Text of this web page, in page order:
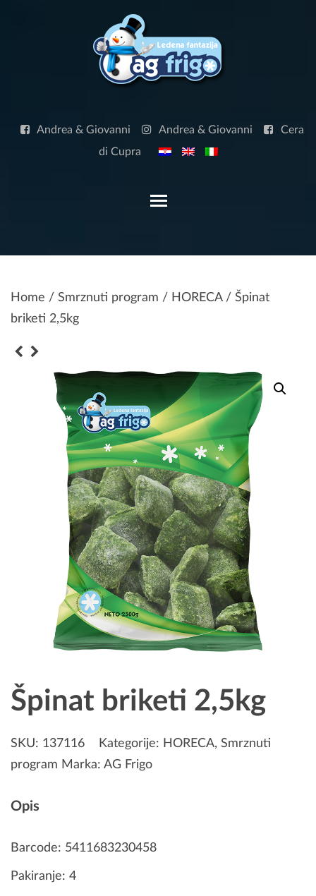
Andrea & Giovanni Andrea & Giovanni Cera
di Cupra
Home / Smrznuti program / HORECA/ Špinat
briketi 2,5kg
Špinat briketi 2,5kg
SKU: 137116 Kategorije: HORECA, Smrznuti
program Marka: AG Frigo
Opis
Barcode: 5411683230458
Pakiranje: 4